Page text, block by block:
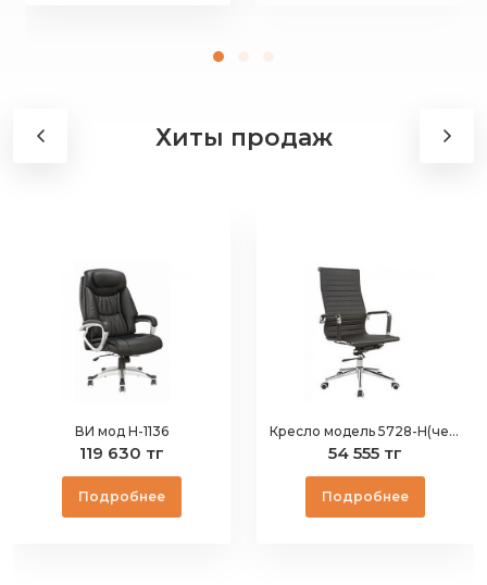
Хиты продаж
ВИ мод Н-1136
119 630 тг
Подробнее
Кресло модель 5728-H(черное)
54 555 тг
Подробнее